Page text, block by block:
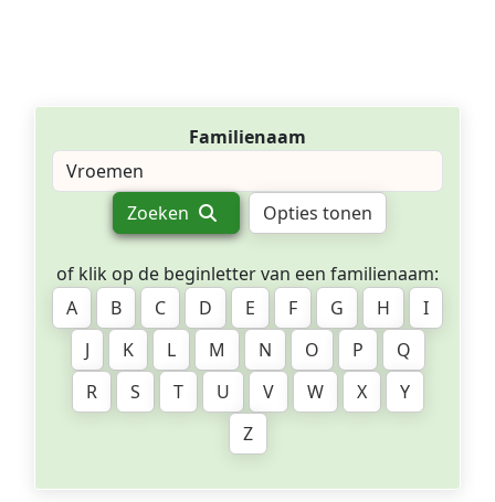
Familienaam
Zoeken Opties tonen
of klik op de beginletter van een familienaam:
A
B C D E F G H
I
J
K L M N O P
Q
R
S T U V W X
Y
Z